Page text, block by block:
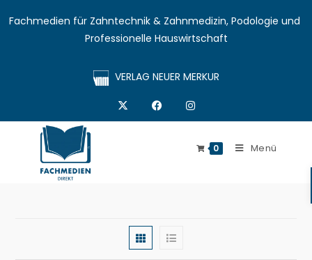
Fachmedien für Zahntechnik & Zahnmedizin, Podologie und
Professionelle Hauswirtschaft
VERLAG NEUER MERKUR
0 Menü